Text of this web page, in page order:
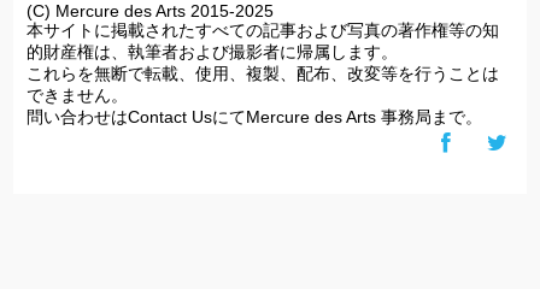
(C) Mercure des Arts 2015-2025
本サイトに掲載されたすべての記事および写真の著作権等の知
的財産権は、執筆者および撮影者に帰属します。
これらを無断で転載、使用、複製、配布、改変等を行うことは
できません。
問い合わせはContact UsにてMercure des Arts 事務局まで。